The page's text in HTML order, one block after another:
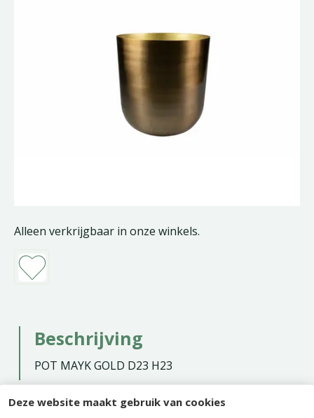
Deze website maakt gebruik van cookies
Alleen verkrijgbaar in onze winkels.
Beschrijving
POT MAYK GOLD D23 H23